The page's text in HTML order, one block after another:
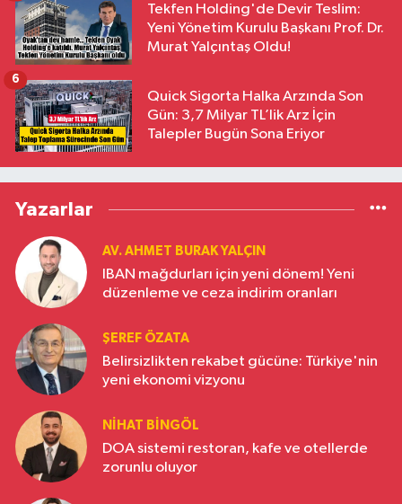
Tekfen Holding'de Devir Teslim:
Yeni Yönetim Kurulu Başkanı Prof. Dr.
Murat Yalçıntaş Oldu!
Quick Sigorta Halka Arzında Son
Gün: 3,7 Milyar TL’lik Arz İçin
Talepler Bugün Sona Eriyor
6
Yazarlar
AV. AHMET BURAK YALÇIN
IBAN mağdurları için yeni dönem! Yeni
düzenleme ve ceza indirim oranları
ŞEREF ÖZATA
Belirsizlikten rekabet gücüne: Türkiye'nin
yeni ekonomi vizyonu
NIHAT BINGÖL
DOA sistemi restoran, kafe ve otellerde
zorunlu oluyor